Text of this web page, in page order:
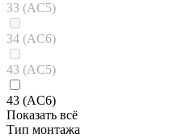
33 (AC5)
34 (AC6)
43 (AC5)
43 (AC6)
Показать всё
Тип монтажа